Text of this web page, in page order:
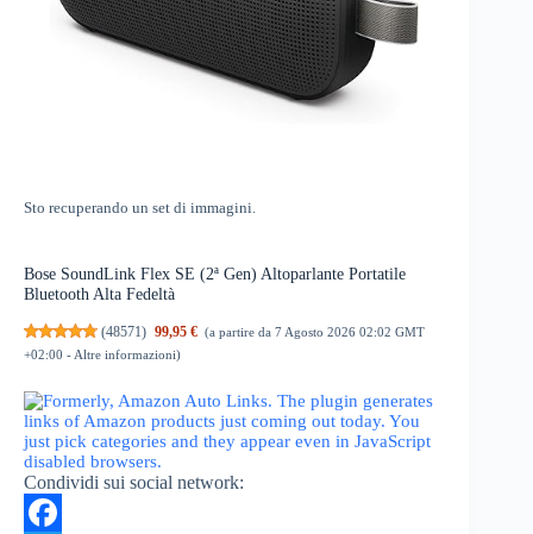
Sto recuperando un set di immagini.
Bose SoundLink Flex SE (2ª Gen) Altoparlante Portatile
Bluetooth Alta Fedeltà
(48571) 99,95 € (a partire da 7 Agosto 2026 02:02 GMT
+02:00 - Altre informazioni)
Condividi sui social network: